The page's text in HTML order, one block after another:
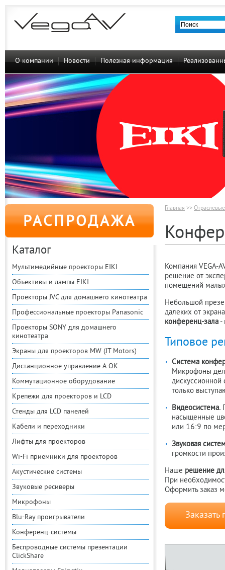
О компании Новости Полезная информация
РАСПРОДАЖА
Каталог
Мультимедийные проекторы EIKI
Объективы и лампы EIKI
Проекторы JVC для домашнего кинотеатра
Профессиональные проекторы Panasonic
Проекторы SONY для домашнего
кинотеатра
Экраны для проекторов MW (JT Motors)
Дистанционное управление A-OK
Коммутационное оборудование
Крепежи для проекторов и LCD
Стенды для LCD панелей
Кабели и переходники
Лифты для проекторов
Wi-Fi приемники для проекторов
Акустические системы
Звуковые ресиверы
Микрофоны
Blu-Ray проигрыватели
Конференц-системы
Беспроводные системы презентации
ClickShare
Главная >>
Компания VEGA-
решение от
помещений
Небольшой
далеких от
конференц-зала -
Типовое
Система
Микрофоны
только
Видеосистема.
насыщенные
или 16:9 по
Звуковая
громкости
Наше решение
При
Оформить заказ
Заказать